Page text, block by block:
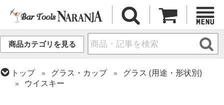
商品カテゴリを見る
トップ グラス・カップ
グラス (用途・形状別)
ウイスキー